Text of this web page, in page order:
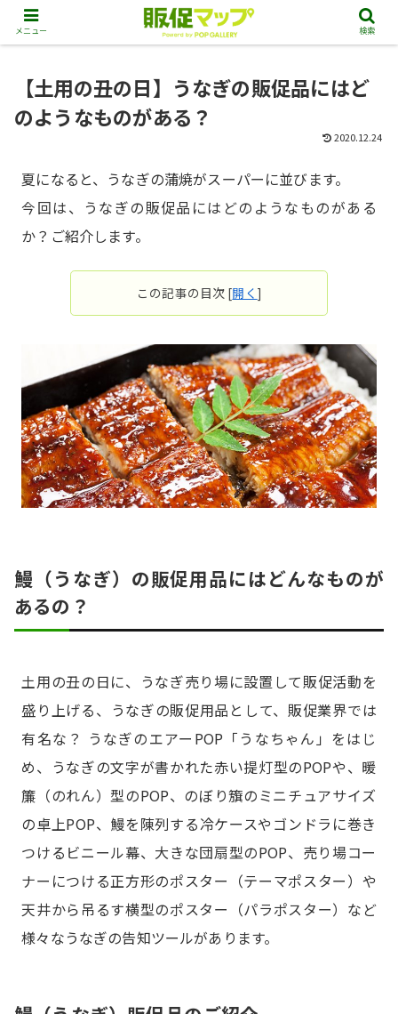
【土用の丑の日】うなぎの販促品にはど
のようなものがある？
2020.12.24
夏になると、うなぎの蒲焼がスーパーに並びます。
今回は、うなぎの販促品にはどのようなものがある
か？ご紹介します。
この記事の目次 [開く ]
鰻（うなぎ）の販促用品にはどんなものが
あるの？
土用の丑の日に、うなぎ売り場に設置して販促活動を
盛り上げる、うなぎの販促用品として、販促業界では
有名な？ うなぎのエアーPOP「うなちゃん」をはじ
め、うなぎの文字が書かれた赤い提灯型のPOPや、暖
簾（のれん）型のPOP、のぼり籏のミニチュアサイズ
の卓上POP、鰻を陳列する冷ケースやゴンドラに巻き
つけるビニール幕、大きな団扇型のPOP、売り場コー
ナーにつける正方形のポスター（テーマポスター）や
天井から吊るす横型のポスター（パラポスター）など
様々なうなぎの告知ツールがあります。
メニュー 検索